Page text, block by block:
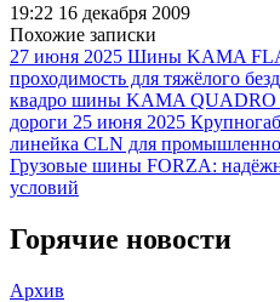
19:22 16 декабря 2009
Похожие записки
27 июня 2025 Шины KAMA
проходимость для тяжёлого
квадро шины KAMA QUADRO
дороги 25 июня 2025
линейка CLN для
Грузовые шины FORZA:
условий
Горячие новости
Архив